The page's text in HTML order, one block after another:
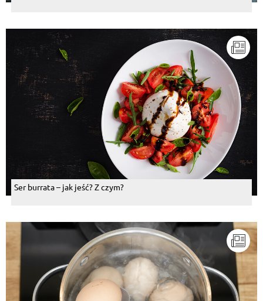
Ser burrata – jak jeść? Z czym?